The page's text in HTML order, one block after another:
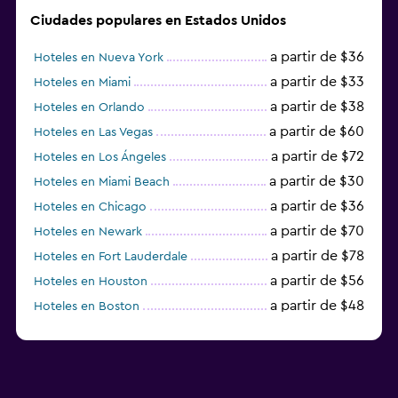
Ciudades populares en Estados Unidos
Hoteles en Nueva York a partir de $36
Hoteles en Miami a partir de $33
Hoteles en Orlando a partir de $38
Hoteles en Las Vegas a partir de $60
Hoteles en Los Ángeles a partir de $72
Hoteles en Miami Beach a partir de $30
Hoteles en Chicago a partir de $36
Hoteles en Newark a partir de $70
Hoteles en Fort Lauderdale a partir de $78
Hoteles en Houston a partir de $56
Hoteles en Boston a partir de $48